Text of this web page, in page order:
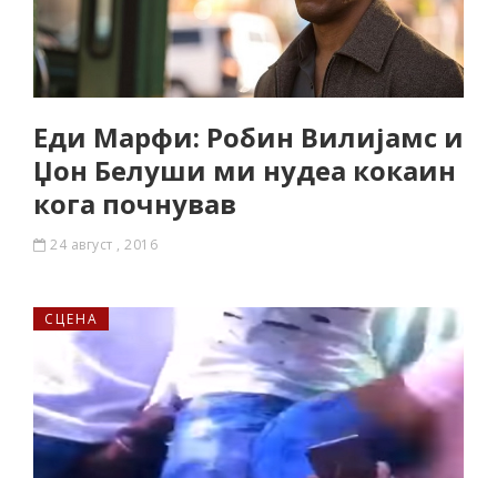
Еди Марфи: Робин Вилијамс и
Џон Белуши ми нудеа кокаин
кога почнував
24 август , 2016
СЦЕНА